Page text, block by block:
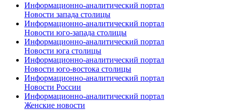
Информационно-аналитический портал
Новости запада столицы
Информационно-аналитический портал
Новости юго-запада столицы
Информационно-аналитический портал
Новости юга столицы
Информационно-аналитический портал
Новости юго-востока столицы
Информационно-аналитический портал
Новости России
Информационно-аналитический портал
Женские новости